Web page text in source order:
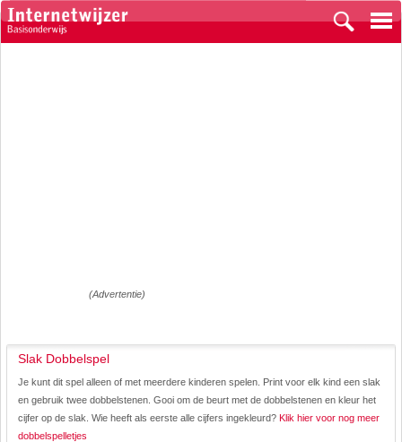
(Advertentie)
Slak Dobbelspel
Je kunt dit spel alleen of met meerdere kinderen spelen. Print voor elk kind een slak
en gebruik twee dobbelstenen. Gooi om de beurt met de dobbelstenen en kleur het
cijfer op de slak. Wie heeft als eerste alle cijfers ingekleurd? Klik hier voor nog meer
dobbelspelletjes